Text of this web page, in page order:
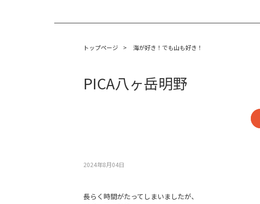
トップページ > 海が好き！でも山も好き！
PICA八ヶ岳明野
2024年8月04⽇
長らく時間がたってしまいましたが、